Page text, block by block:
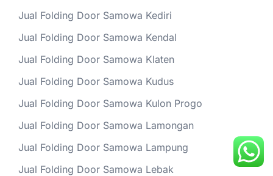
Jual Folding Door Samowa Kediri
Jual Folding Door Samowa Kendal
Jual Folding Door Samowa Klaten
Jual Folding Door Samowa Kudus
Jual Folding Door Samowa Kulon Progo
Jual Folding Door Samowa Lamongan
Jual Folding Door Samowa Lampung
Jual Folding Door Samowa Lebak